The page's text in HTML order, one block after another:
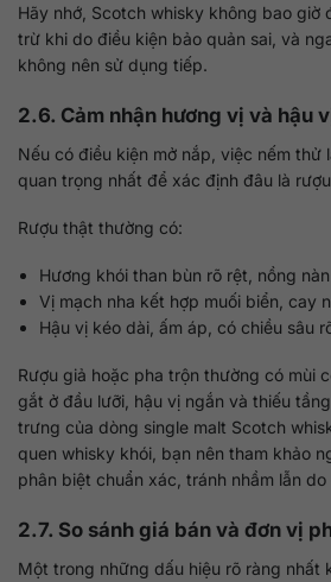
Hãy nhớ, Scotch whisky không bao giờ
trừ khi do điều kiện bảo quản sai, và
không nên sử dụng tiếp.
2.6. Cảm nhận hương vị và hậu
Nếu có điều kiện mở nắp, việc nếm thử
quan trọng nhất để xác định đâu là
Rượu thật thường có:
Hương khói than bùn rõ rệt, nồng
Vị mạch nha kết hợp muối biển, cay
Hậu vị kéo dài, ấm áp, có chiều sâu
Rượu giả hoặc pha trộn thường có mùi
gắt ở đầu lưỡi, hậu vị ngắn và thiếu
trưng của dòng single malt Scotch
quen whisky khói, bạn nên tham khảo
phân biệt chuẩn xác, tránh nhầm lẫn do
2.7. So sánh giá bán và đơn vị
Một trong những dấu hiệu rõ ràng nhất